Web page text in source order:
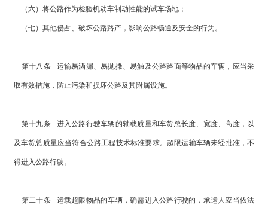
（六）将公路作为检验机动车制动性能的试车场地；
（七）其他侵占、破坏公路路产，影响公路畅通及安全的行为。
第十八条 运输易洒漏、易抛撒、易触及公路路面等物品的车辆，应当采
取有效措施，防止污染和损坏公路及其附属设施。
第十九条 进入公路行驶车辆的轴载质量和车货总长度、宽度、高度，以
及车货总质量应当符合公路工程技术标准要求。超限运输车辆未经批准，不
得进入公路行驶。
第二十条 运载超限物品的车辆，确需进入公路行驶的，承运人应当依法